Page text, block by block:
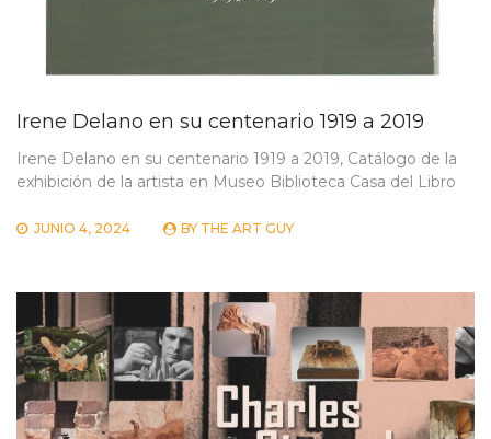
Irene Delano en su centenario 1919 a 2019
Irene Delano en su centenario 1919 a 2019, Catálogo de la
exhibición de la artista en Museo Biblioteca Casa del Libro
JUNIO 4, 2024 BY THE ART GUY